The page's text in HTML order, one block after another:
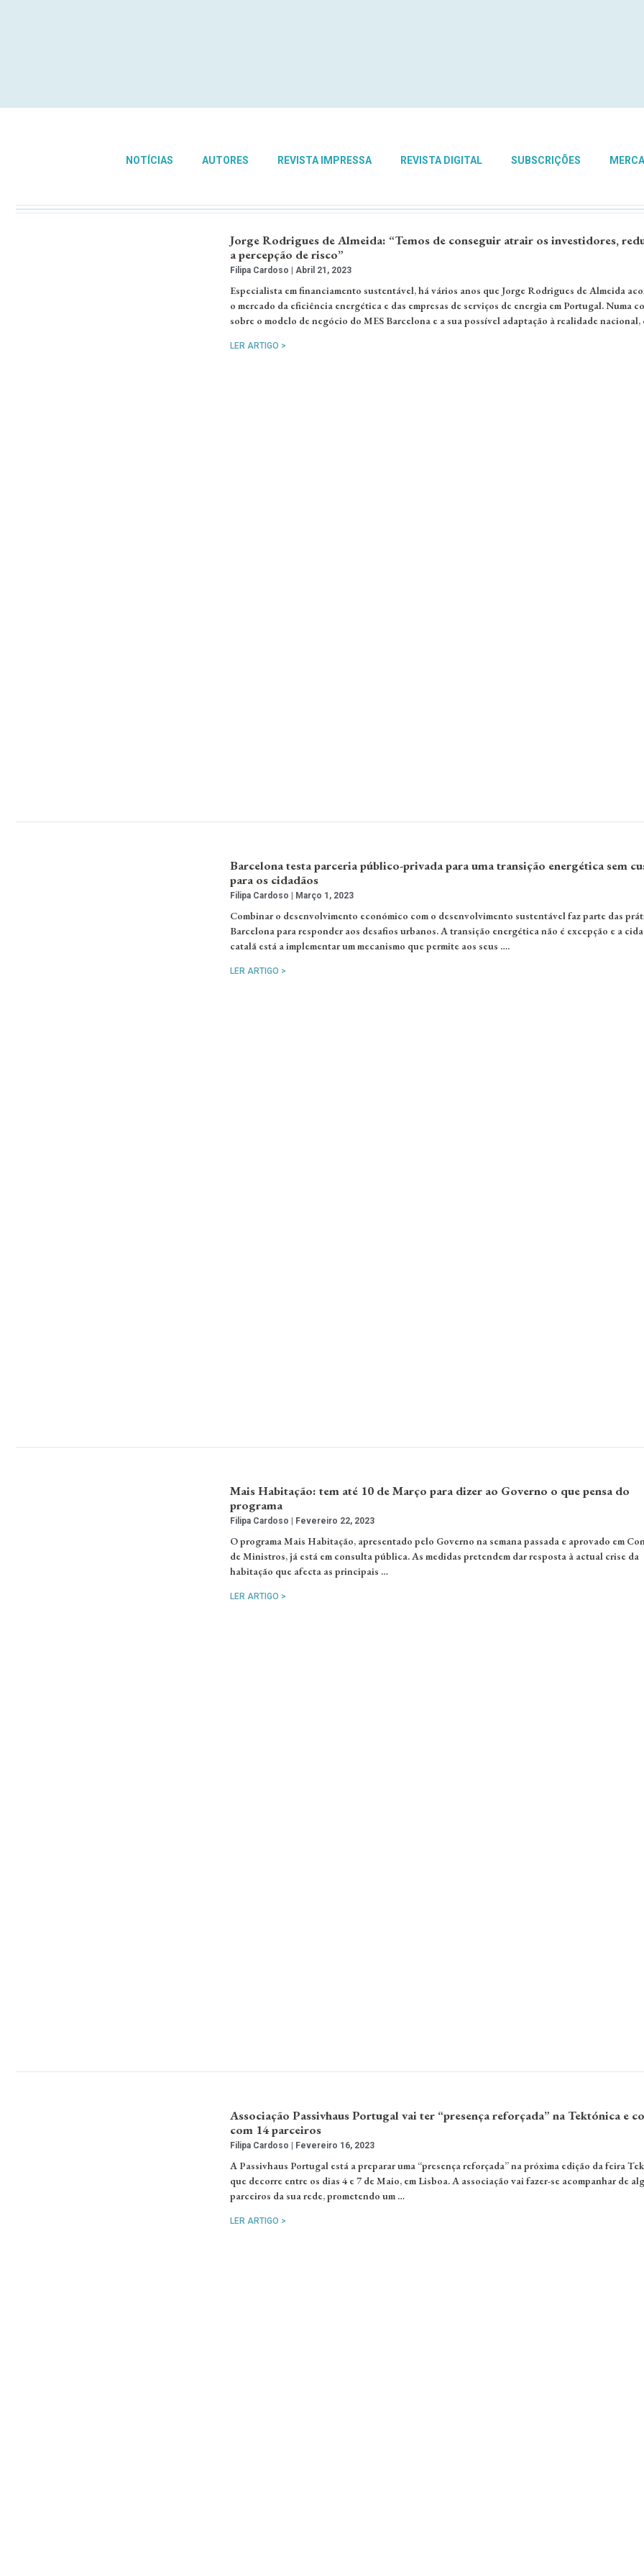
NOTÍCIAS AUTORES REVISTA IMPRESSA REVISTA DIGITAL SUBSCRIÇÕES
Jorge Rodrigues de Almeida: “Temos de conseguir atrair os investidores,
a percepção de risco”
Filipa Cardoso Abril 21, 2023
Especialista em financiamento sustentável, há vários anos que Jorge Rodrigues de Almeida
o mercado da eficiência energética e das empresas de serviços de energia em Portugal. Numa
sobre o modelo de negócio do MES Barcelona e a sua possível adaptação à realidade nacional,
LER ARTIGO >
Barcelona testa parceria público-privada para uma transição energética sem
para os cidadãos
Filipa Cardoso Março 1, 2023
Combinar o desenvolvimento económico com o desenvolvimento sustentável faz parte das
Barcelona para responder aos desafios urbanos. A transição energética não é excepção e a
catalã está a implementar um mecanismo que permite aos seus ….
LER ARTIGO >
Mais Habitação: tem até 10 de Março para dizer ao Governo o que pensa do
programa
Filipa Cardoso Fevereiro 22, 2023
O programa Mais Habitação, apresentado pelo Governo na semana passada e aprovado em
de Ministros, já está em consulta pública. As medidas pretendem dar resposta à actual crise da
habitação que afecta as principais …
LER ARTIGO >
Associação Passivhaus Portugal vai ter “presença reforçada” na Tektónica e
com 14 parceiros
Filipa Cardoso Fevereiro 16, 2023
A Passivhaus Portugal está a preparar uma “presença reforçada” na próxima edição da feira
que decorre entre os dias 4 e 7 de Maio, em Lisboa. A associação vai fazer-se acompanhar de
parceiros da sua rede, prometendo um …
LER ARTIGO >